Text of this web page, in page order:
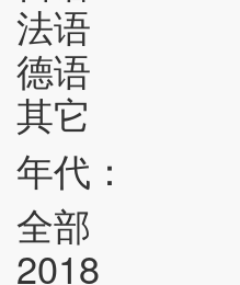
法语
德语
其它
年代：
全部
2018